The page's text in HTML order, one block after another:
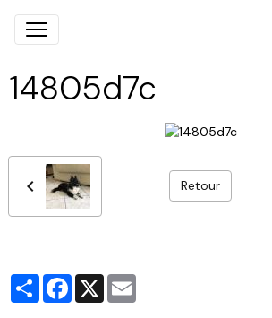
14805d7c
Retour
PartagerFacebook
X